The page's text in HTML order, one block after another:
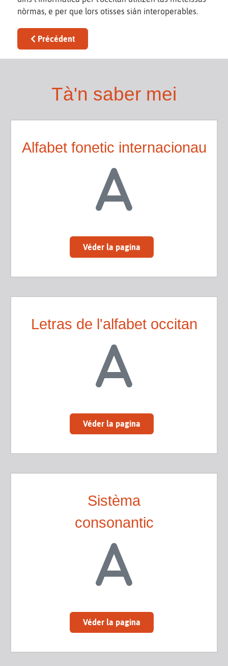
nòrmas, e per que lors otisses sián interoperables.
Article précédent : Grafia
Précédent
Tà'n saber mei
Alfabet fonetic internacionau
Véder la pagina
Letras de l'alfabet occitan
Véder la pagina
Sistèma
consonantic
Véder la pagina